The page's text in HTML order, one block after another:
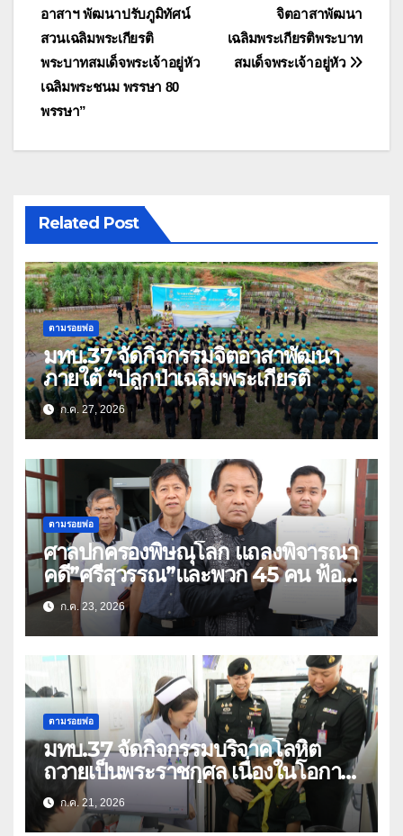
เรื่อง
จิตอาสาพัฒนา
เฉลิมพระเกียรติพระบาท
สมเด็จพระเจ้าอยู่หัว
อาสาฯ พัฒนาปรับภูมิทัศน์
สวนเฉลิมพระเกียรติ
พระบาทสมเด็จพระเจ้าอยู่หัว
เฉลิมพระชนม พรรษา 80
พรรษา”
Related Post
ตามรอยพ่อ
มทบ.37 จัดกิจกรรมจิตอาสาพัฒนา
ภายใต้ “ปลูกป่าเฉลิมพระเกียรติ
ก.ค. 27, 2026
ตามรอยพ่อ
ศาลปกครองพิษณุโลก แถลงพิจารณา
คดี”ศรีสุวรรณ”และพวก 45 คน ฟ้อง
สร้างถนนตัดสวนเฉลิมพระเกียรติ 80
พรรษา (คลิป)
ก.ค. 23, 2026
ตามรอยพ่อ
มทบ.37 จัดกิจกรรมบริจาคโลหิต
ถวายเป็นพระราชกุศล เนื่องในโอกาส
วันเฉลิมพระชนมพรรษา พระบาท
สมเด็จพระเจ้าอยู่หัว
ก.ค. 21, 2026